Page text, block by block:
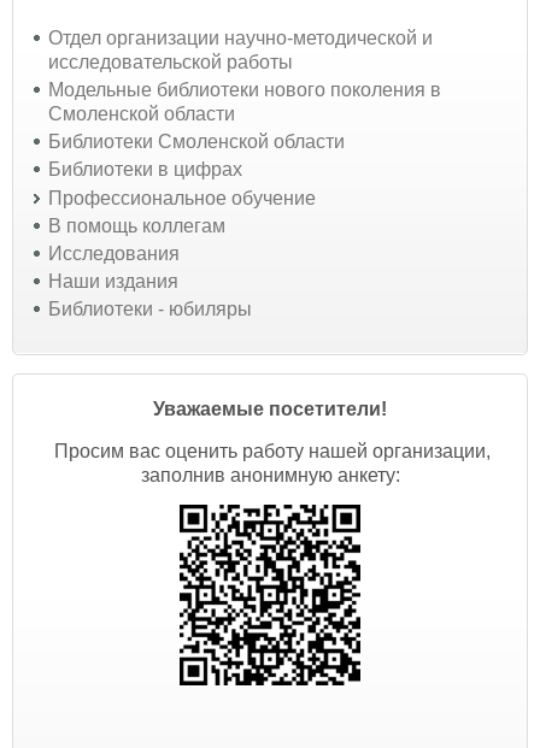
Отдел организации научно-методической и
исследовательской работы
Модельные библиотеки нового поколения в
Смоленской области
Библиотеки Смоленской области
Библиотеки в цифрах
Профессиональное обучение
В помощь коллегам
Исследования
Наши издания
Библиотеки - юбиляры
Уважаемые посетители!
Просим вас оценить работу нашей организации,
заполнив анонимную анкету: